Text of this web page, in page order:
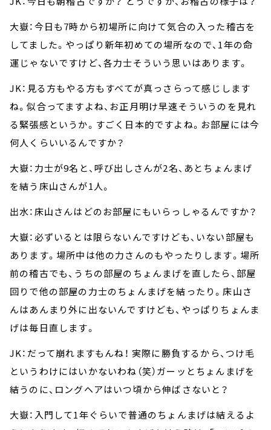
大嶽：今日も7時から初場所に向けて気合の入った稽古を
してました。やっぱり新年初めての場所なので、1年の命
運じゃないですけど、各力士そういう思いはあります。
JK：見る方もやる方もすべてが真っさらって感じします
ね。似合ってますよね、お正月明け早速そういうのを見れ
る緊張感というか。すごく日本的ですよね。お部屋には今
何人くらいいるんですか？
大嶽：力士が9名と、呼び出しさんが2名、あとちょんまげ
を結う床山さんが1人。
出水：床山さんはどのお部屋にもいらっしゃるんですか？
大嶽：必ずいるとは限らないんですけども、いない部屋も
あります。場所中は他の力さんのもやったりします。場所
前の稽古でも、うちの部屋のちょんまげを直したら、部屋
回りで他の部屋の力士のちょんまげを結ったり。床山さ
んはあんまり外に出ないんですけども、やっぱりちょんま
げは毎日直します。
JK：だって崩れますもんね！ 実際に勝負するから、つけ毛
というわけにはいかないわね（笑）ガーッとちょんまげを
結うのに、ロングヘアはいつ頃から伸ばさないと？
大嶽：入門して1年ぐらいで普通のちょんまげは結えるよ